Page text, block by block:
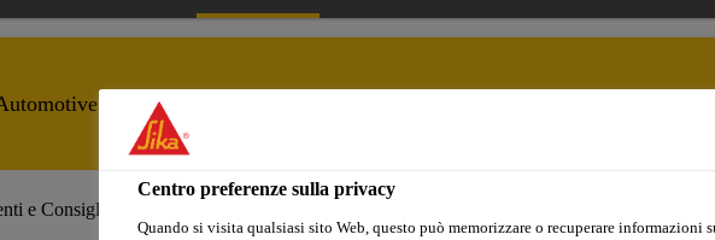
Aftermarket
e Consigli Chi Siamo:
Centro preferenze sulla privacy
Quando si visita qualsiasi sito Web, questo può memorizzare o recuperare informazioni